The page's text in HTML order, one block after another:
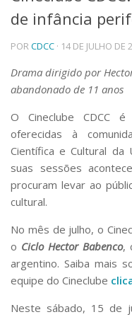
Telefones e Mapas
Pessoas
Ensino
Graduação
Pós-Graduação
Cursos de Extensão
Pesquisa e Inovação
Linhas de Pesquisa
Centros, Núcleos e
Pós-doutorado
Iniciação Científica
Empresas Juniores
Extensão à
Artes, Cultura e
Museus e Espaços
de infância
PORCDCC · 14 DE JULHO DE
Drama dirigido por
abandonado de 11 anos
O Cineclube CDCC
oferecidas à
Científica e Cultural da
suas sessões
procuram levar ao
cultural.
No mês de julho, o
o Ciclo Hector Babenco,
argentino. Saiba mais
equipe do Cineclube
Neste sábado, 15 de